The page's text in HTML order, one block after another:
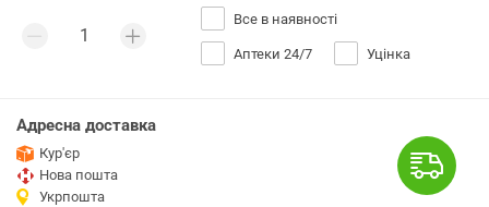
Все в наявності
Аптеки 24/7 Уцінка
Адресна доставка
Кур'єр
Нова пошта
Укрпошта